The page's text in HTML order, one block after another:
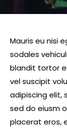
Mauris eu nisi
sodales
blandit tortor
vel suscipit
adipiscing elit,
sed do eiusm
placerat eros,